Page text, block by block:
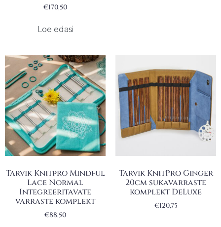
€170,50
Loe edasi
Tarvik Knitpro Mindful
Lace Normal
Integreeritavate
varraste komplekt
€88,50
Tarvik KnitPro Ginger
20cm sukavarraste
komplekt DeLuxe
€120,75